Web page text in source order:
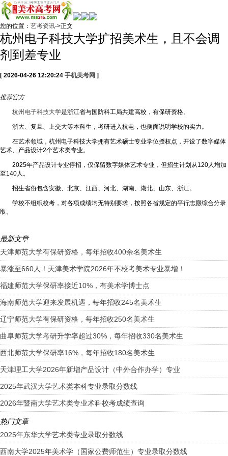
您的位置： 艺考资讯->正文
杭州电子科技大学扩招美术生，且不会调
剂到差专业
[ 2026-04-26 12:20:24 手机美考网 ]
推荐官方
杭州电子科技大学是浙江省与国防科工局共建高校，有保研资格。
浙大、复旦、上交大等本科生，考研进入杭电，也侧面说明学校的实力。
在艺术领域，杭州电子科技大学拥有艺术硕士专业学位授权点，开设了数字媒体
艺术、产品设计2个艺术类专业。
2025年产品设计专业停招，仅保留数字媒体艺术专业，但招生计划从120人增加
至140人。
招生省份包含安徽、北京、江西、河北、湖南、湖北、山东、浙江。
学校不组织校考，对各项成绩均无特别要求，按照各省规定的平行志愿综合分录
取。
最新文章
天津师范大学有保研资格，每年招收400余名美术生
暴涨至660人！天津美术学院2026年不校考美术专业暴增！
福建师范大学保研率接近10%，有美术学博士点
海南师范大学迎来发展机遇，每年招收245名美术生
辽宁师范大学有保研资格，每年招收250名美术生
曲阜师范大学考研升学率超过30%，每年招收330名美术生
西北师范大学保研率16%，每年招收180名美术生
天津理工大学2026年新增产品设计（中外合作办学）专业
2025年武汉大学艺术类本科专业录取分数线
2026年暨南大学艺术类专业术科校考成绩查询
热门文章
2025年东华大学艺术类专业录取分数线
西南大学2025年美术学（国家公费师范生）专业录取分数线